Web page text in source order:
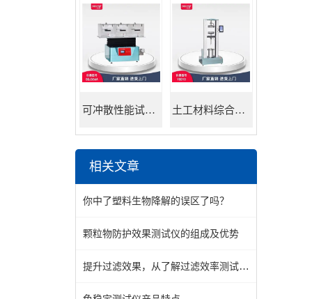
可冲散性能试验机 土工材料综合试验机
相关文章
你中了塑料生物降解的误区了吗？
颗粒物防护效果测试仪的组成及优势
提升过滤效果，从了解过滤效率测试仪开始